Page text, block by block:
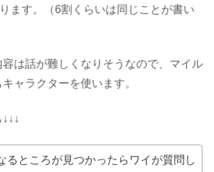
ます。（6割くらいは同じことが書い
容は話が難しくなりそうなので、マイル
ャラクターを使います。
るところが見つかったらワイが質問し